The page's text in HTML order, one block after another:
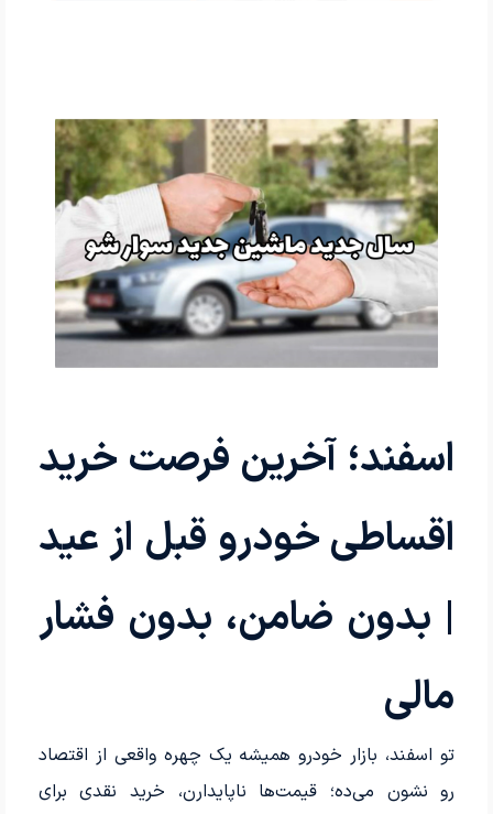
اسفند؛ آخرین فرصت خرید
اقساطی خودرو قبل از عید
| بدون ضامن، بدون فشار
مالی
تو اسفند، بازار خودرو همیشه یک چهره واقعی از اقتصاد
رو نشون می‌ده؛ قیمت‌ها ناپایدارن، خرید نقدی برای